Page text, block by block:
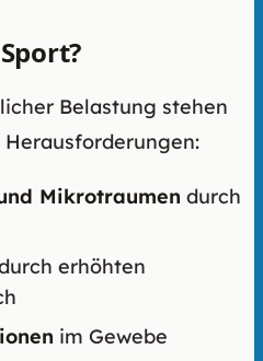
Belastung stehen
Mikrotraumen durch
erhöhten
im Gewebe